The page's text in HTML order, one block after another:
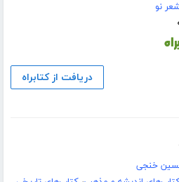
نو
دریافت از کتابراه
خنجی